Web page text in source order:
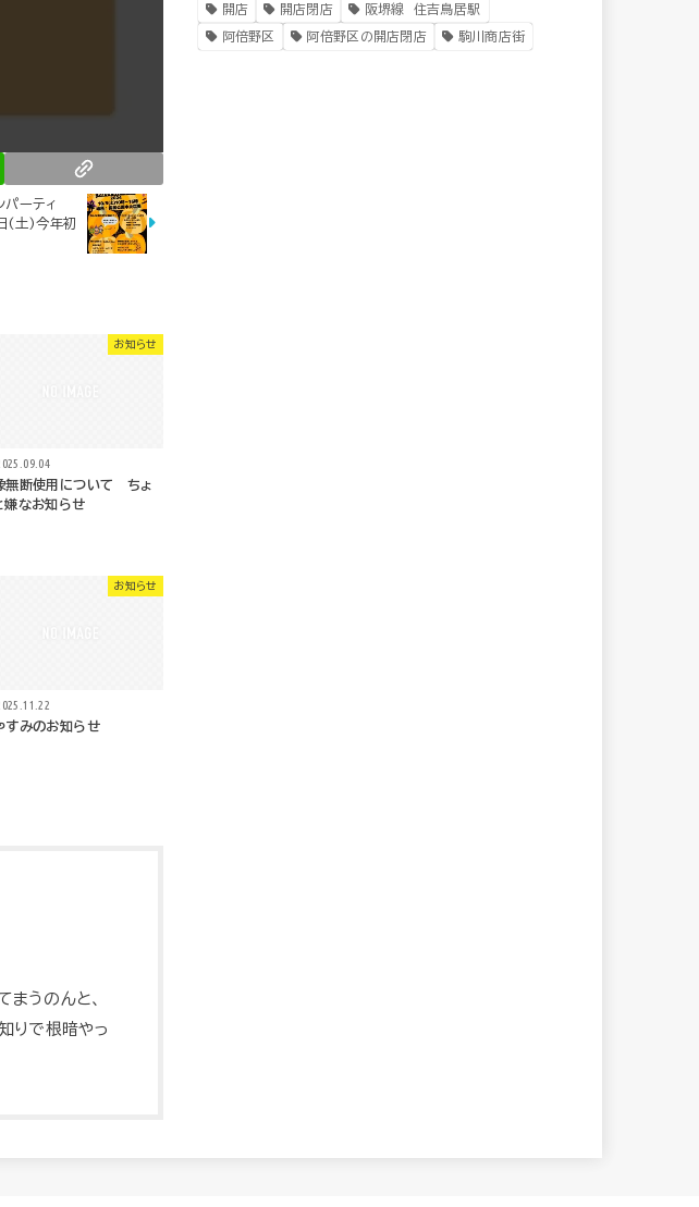
パーティ
(土)今年初
お知らせ
無断使用について ちょ
嫌なお知らせ
お知らせ
すみのお知らせ
うのんと、
りで根暗やっ
開店 開店閉店 阪堺線 住吉鳥居駅
阿倍野区 阿倍野区の開店閉店 駒川商店街